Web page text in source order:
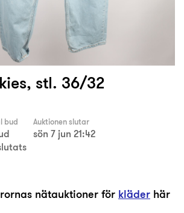
stl. 36/32
bud Auktionen slutar
sön 7 jun 21:42
nätauktioner för kläder här